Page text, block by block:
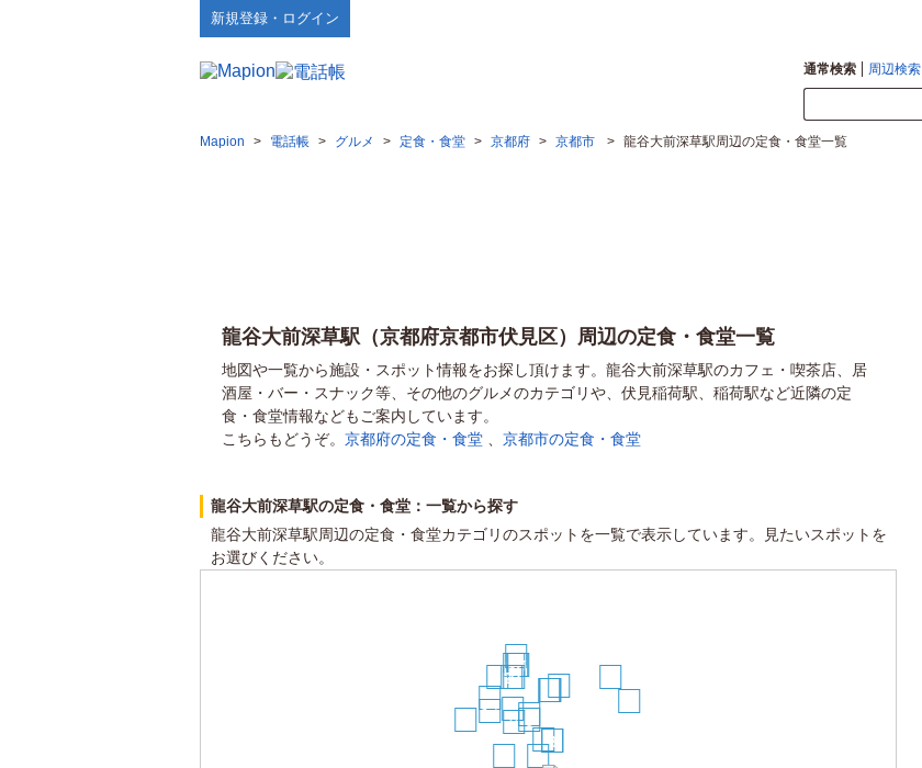
新規登録・ログイン
通常検索 周辺検索
Mapion > 電話帳 > グルメ > 定食・食堂 > 京都府 > 京都市 > 龍谷大前深草駅周辺の定食・食堂一覧
龍谷大前深草駅（京都府京都市伏見区）周辺の定食・食堂一覧
地図や一覧から施設・スポット情報をお探し頂けます。龍谷大前深草駅のカフェ・喫茶店、居
酒屋・バー・スナック等、その他のグルメのカテゴリや、伏見稲荷駅、稲荷駅など近隣の定
食・食堂情報などもご案内しています。
こちらもどうぞ。 京都府の定食・食堂 京都市の定食・食堂
龍谷大前深草駅の定食・食堂：一覧から探す
龍谷大前深草駅周辺の定食・食堂カテゴリのスポットを一覧で表示しています。見たいスポットを
お選びください。
1
2
3
4
6
8
9
10
15
17
20
21
22
24
25
26
27
30